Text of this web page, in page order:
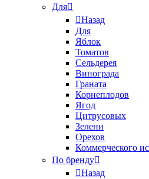
Для
Назад
Для
Яблок
Томатов
Cельдерея
Винограда
Граната
Корнеплодов
Ягод
Цитрусовых
Зелени
Орехов
Коммерческого
По бренду
Назад